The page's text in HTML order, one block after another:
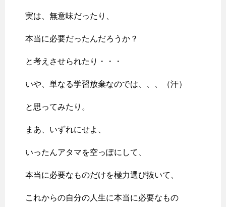
実は、無意味だったり、
本当に必要だったんだろうか？
と考えさせられたり・・・
いや、単なる学習放棄なのでは、、、（汗）
と思ってみたり。
まあ、いずれにせよ、
いったんアタマを空っぽにして、
本当に必要なものだけを極力選び抜いて、
これからの自分の人生に本当に必要なもの